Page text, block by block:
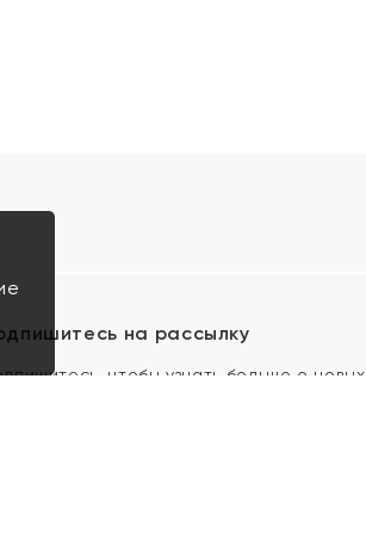
на рассылку
чтобы узнать больше о новых